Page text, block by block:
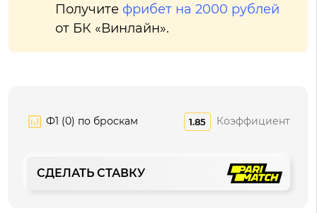
Получите фрибет на 2000 рублей
от БК «Винлайн».
Ф1 (0) по броскам 1.85 Коэффициент
СДЕЛАТЬ СТАВКУ